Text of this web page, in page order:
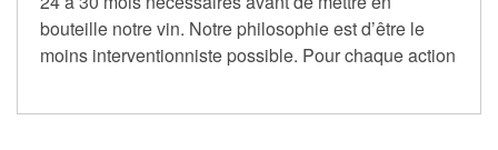
bouteille notre vin. Notre philosophie est d’être le
moins interventionniste possible. Pour chaque action